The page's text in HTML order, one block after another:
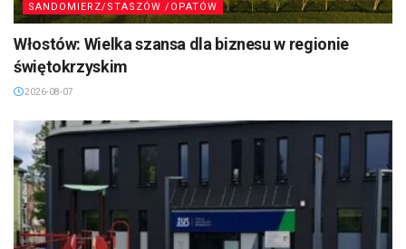
SANDOMIERZ/STASZÓW /OPATÓW
Włostów: Wielka szansa dla biznesu w regionie
świętokrzyskim
2026-08-07